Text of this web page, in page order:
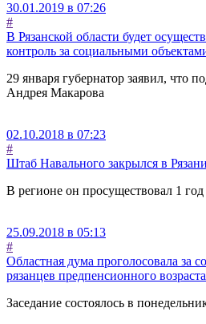
30.01.2019 в 07:26
#
В Рязанской области будет
контроль за социальными
29 января губернатор заявил, что
Андрея Макарова
02.10.2018 в 07:23
#
Штаб Навального закрылся в Рязани
В регионе он просуществовал 1
25.09.2018 в 05:13
#
Областная дума проголосовала за
рязанцев предпенсионного возраста
Заседание состоялось в